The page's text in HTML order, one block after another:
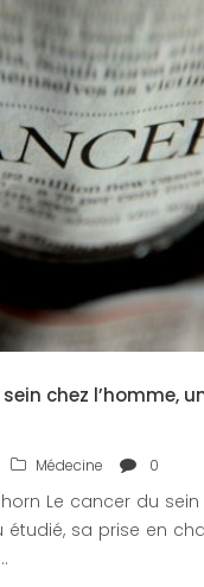
chez l’homme,
Médecine 0
Le cancer du
étudié, sa prise en